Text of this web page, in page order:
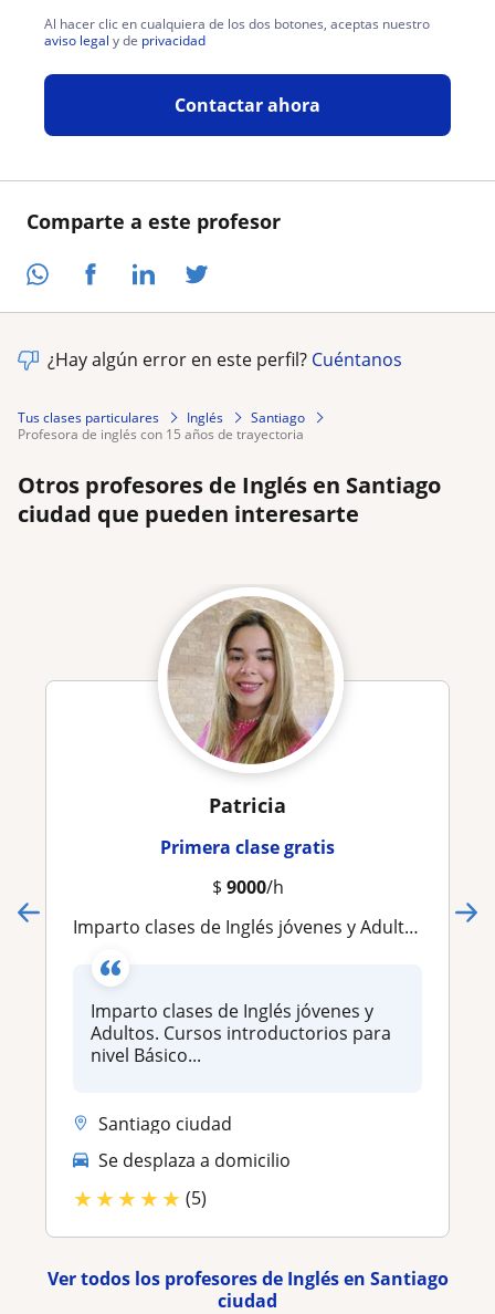
Comparte a este profesor
Al hacer clic en cualquiera de los dos botones, aceptas nuestro
aviso legal y de privacidad
Contactar ahora
¿Hay algún error en este perfil? Cuéntanos
Tus clases particulares Inglés
Santiago
profesora de inglés con 15 años de trayectoria
Otros profesores de Inglés en Santiago
ciudad que pueden interesarte
Patricia
Primera clase gratis
$ 9000/h
Imparto clases de Inglés jóvenes y Adultos. Cursos introductorios para nivel Básico y cursos con metodología pa nivel Profesional
Imparto clases de Inglés jóvenes y
Adultos. Cursos introductorios para
nivel Básico...
Santiago ciudad
Se desplaza a domicilio
★★★★★ (5)
Ver todos los profesores de Inglés en Santiago
ciudad